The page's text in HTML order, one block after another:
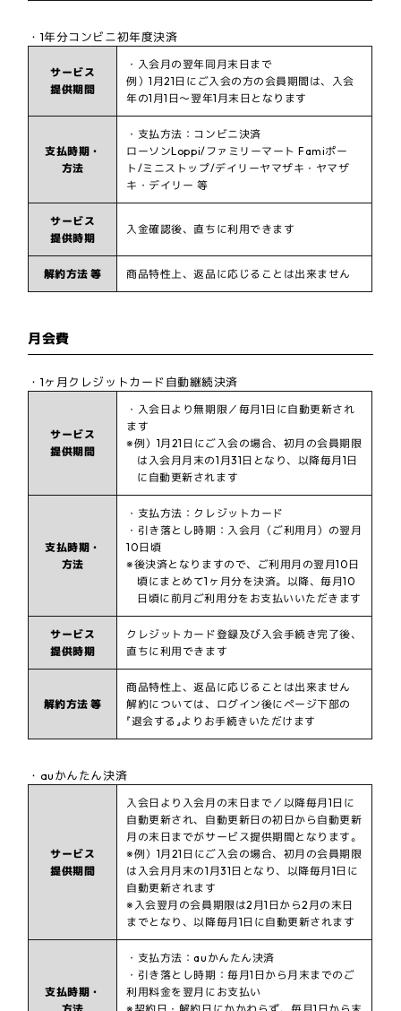
・1年分コンビニ初年度決済
サービス
提供期間
・入会月の翌年同月末日まで
例）1月21日にご入会の方の会員期間は、入会
年の1月1日～翌年1月末日となります
支払時期・
方法
・支払方法：コンビニ決済
ローソンLoppi/ファミリーマート Famiポー
ト/ミニストップ/デイリーヤマザキ・ヤマザ
キ・デイリー 等
サービス
提供時期
入金確認後、直ちに利用できます
解約方法 等 商品特性上、返品に応じることは出来ません
月会費
・1ヶ月クレジットカード自動継続決済
サービス
提供期間
・入会日より無期限／毎月1日に自動更新され
ます
※例）1月21日にご入会の場合、初月の会員期限
は入会月月末の1月31日となり、以降毎月1日
に自動更新されます
支払時期・
方法
・支払方法：クレジットカード
・引き落とし時期：入会月（ご利用月）の翌月
10日頃
※後決済となりますので、ご利用月の翌月10日
頃にまとめて1ヶ月分を決済。以降、毎月10
日頃に前月ご利用分をお支払いいただきます
サービス
提供時期
クレジットカード登録及び入会手続き完了後、
直ちに利用できます
解約方法 等
商品特性上、返品に応じることは出来ません
解約については、ログイン後にページ下部の
『退会する』よりお手続きいただけます
・auかんたん決済
サービス
提供期間
入会日より入会月の末日まで／以降毎月1日に
自動更新され、自動更新日の初日から自動更新
月の末日までがサービス提供期間となります。
※例）1月21日にご入会の場合、初月の会員期限
は入会月月末の1月31日となり、以降毎月1日に
自動更新されます
※入会翌月の会員期限は2月1日から2月の末日
までとなり、以降毎月1日に自動更新されます
支払時期・
・支払方法：auかんたん決済
・引き落とし時期：毎月1日から月末までのご
利用料金を翌月にお支払い